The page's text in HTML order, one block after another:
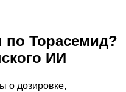
по Торасемид?
ИИ
о дозировке,